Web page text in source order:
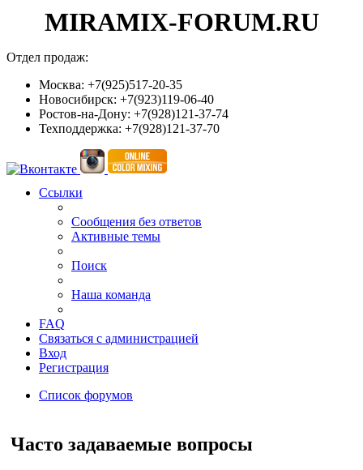
MIRAMIX-FORUM.RU
Отдел продаж:
Москва: +7(925)517-20-35
Новосибирск: +7(923)119-06-40
Ростов-на-Дону: +7(928)121-37-74
Техподдержка: +7(928)121-37-70
Ссылки
Сообщения без ответов
Активные темы
Поиск
Наша команда
FAQ
Связаться с администрацией
Вход
Регистрация
Список форумов
Часто задаваемые вопросы